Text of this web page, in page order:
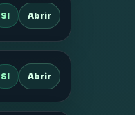
SI Abrir
SI Abrir